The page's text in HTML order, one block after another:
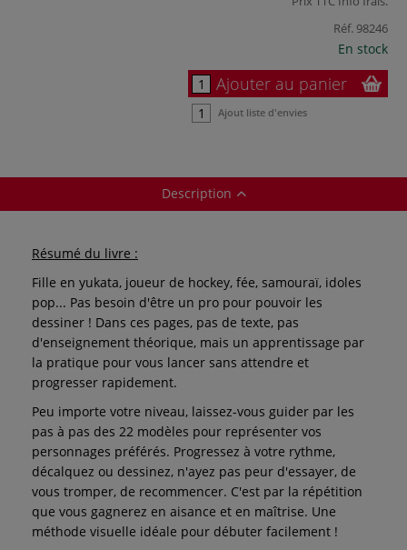
Réf. 98246
En stock
Ajouter au panier
Ajout liste d'envies
Description
Résumé du livre :
Fille en yukata, joueur de hockey, fée, samouraï, idoles
pop... Pas besoin d'être un pro pour pouvoir les
dessiner ! Dans ces pages, pas de texte, pas
d'enseignement théorique, mais un apprentissage par
la pratique pour vous lancer sans attendre et
progresser rapidement.
Peu importe votre niveau, laissez-vous guider par les
pas à pas des 22 modèles pour représenter vos
personnages préférés. Progressez à votre rythme,
décalquez ou dessinez, n'ayez pas peur d'essayer, de
vous tromper, de recommencer. C'est par la répétition
que vous gagnerez en aisance et en maîtrise. Une
méthode visuelle idéale pour débuter facilement !